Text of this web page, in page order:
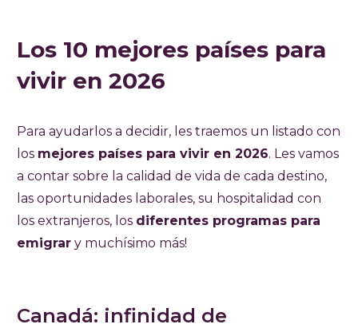
Los 10 mejores países para
vivir en 2026
Para ayudarlos a decidir, les traemos un listado con
los mejores países para vivir en 2026. Les vamos
a contar sobre la calidad de vida de cada destino,
las oportunidades laborales, su hospitalidad con
los extranjeros, los diferentes programas para
emigrar y muchísimo más!
Canadá: infinidad de